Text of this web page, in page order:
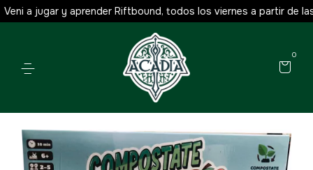
a jugar y aprender Riftbound, todos los viernes a partir de las
0